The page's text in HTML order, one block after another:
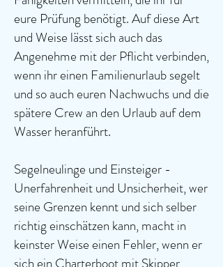
eure Prüfung benötigt. Auf diese Art
und Weise lässt sich auch das
Angenehme mit der Pflicht verbinden,
wenn ihr einen Familienurlaub segelt
und so auch euren Nachwuchs und die
spätere Crew an den Urlaub auf dem
Wasser heranführt.
Segelneulinge und Einsteiger -
Unerfahrenheit und Unsicherheit, wer
seine Grenzen kennt und sich selber
richtig einschätzen kann, macht in
keinster Weise einen Fehler, wenn er
sich ein Charterboot mit Skipper